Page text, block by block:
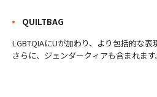
QUILTBAG
LGBTQIAにUが加わり、より包括的な表
さらに、ジェンダークィアも含まれます。